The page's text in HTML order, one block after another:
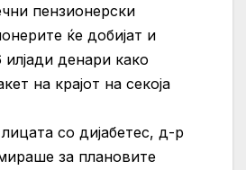
пензионерски
ќе добијат и
денари како
на крајот на секоја
со дијабетес, д-р
за плановите